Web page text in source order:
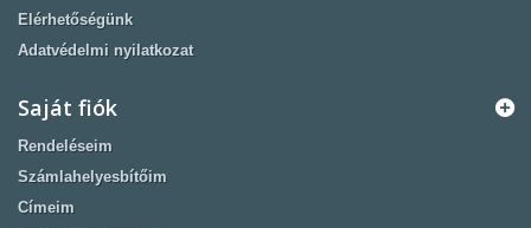
Elérhetőségünk
Adatvédelmi nyilatkozat
Saját fiók
Rendeléseim
Számlahelyesbítőim
Címeim